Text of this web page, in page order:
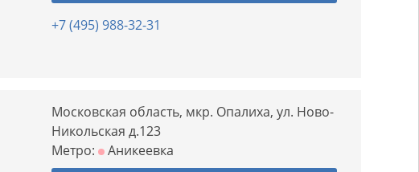
+7 (495) 988-32-31
Московская область, мкр. Опалиха, ул. Ново-
Никольская д.123
Метро:
Аникеевка